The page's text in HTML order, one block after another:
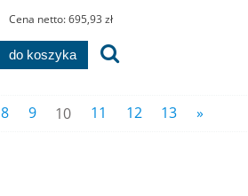
Cena netto:695,93 zł
do koszyka
8 9 10 11 12 13 »